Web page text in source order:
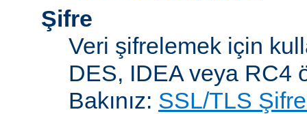
Şifre
Veri şifrelemek için
DES, IDEA veya RC4
Bakınız: SSL/TLS